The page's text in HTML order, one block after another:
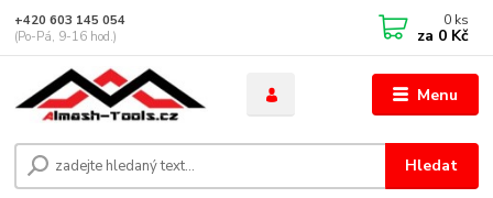
Menu
Hledat
+420 603 145 054
(Po-Pá, 9-16 hod.)
0 ks
za 0 Kč